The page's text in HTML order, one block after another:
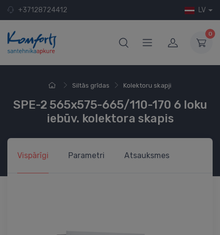
+37128724412 LV
0
Siltās grīdas Kolektoru skapji
SPE-2 565x575-665/110-170 6 loku
iebūv. kolektora skapis
Vispārīgi Parametri Atsauksmes